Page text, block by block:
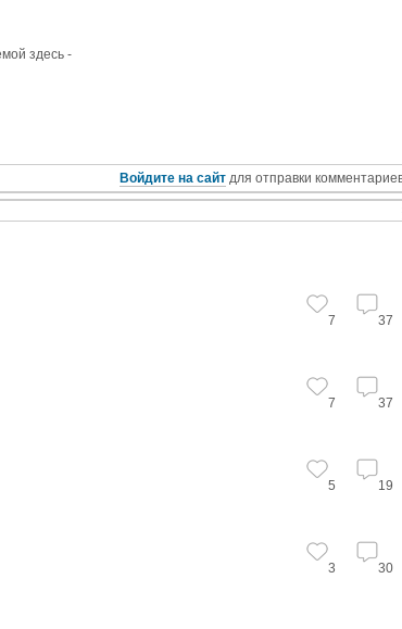
здесь -
Войдите на сайт для отправки
7 37
7 37
5 19
3 30